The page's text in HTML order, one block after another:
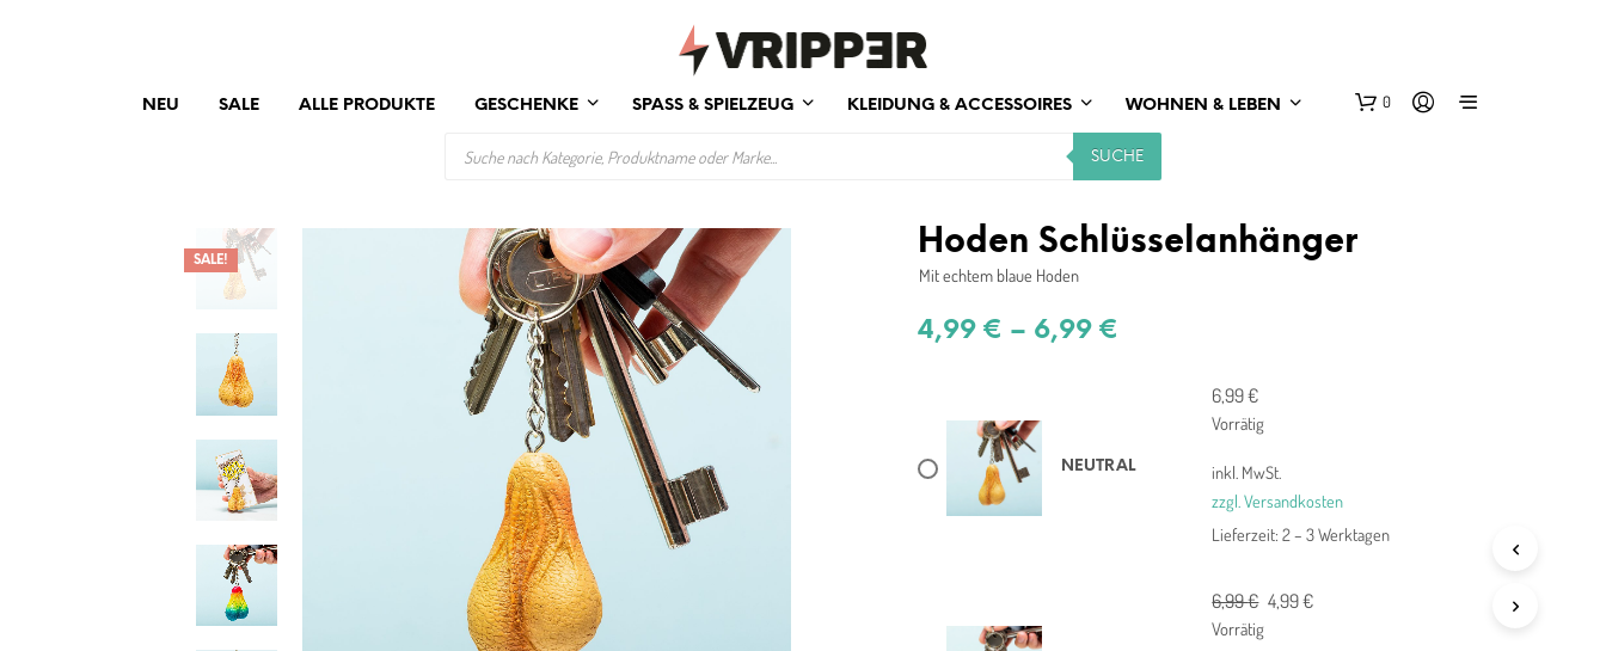
NEU SALE ALLE PRODUKTE GESCHENKE SPASS & SPIELZEUG KLEIDUNG & ACCESSOIRES WOHNEN & LEBEN 0
SUCHE
SALE! Hoden Schlüsselanhänger
Mit echtem blaue Hoden
4,99€ – 6,99€
NEUTRAL
6,99€
Vorrätig
inkl. MwSt.
zzgl. Versandkosten
Lieferzeit:2 – 3 Werktagen
6,99€ Ursprünglicher
4,99€Aktueller
Vorrätig